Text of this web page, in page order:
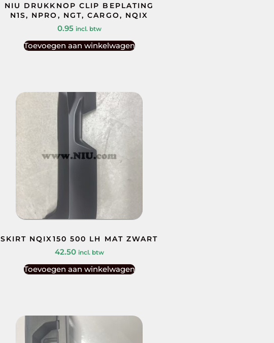
NIU DRUKKNOP CLIP BEPLATING
N1S, NPRO, NGT, CARGO, NQIX
0.95 incl. btw
Toevoegen aan winkelwagen
SKIRT NQIX150 500 LH MAT ZWART
42.50 incl. btw
Toevoegen aan winkelwagen